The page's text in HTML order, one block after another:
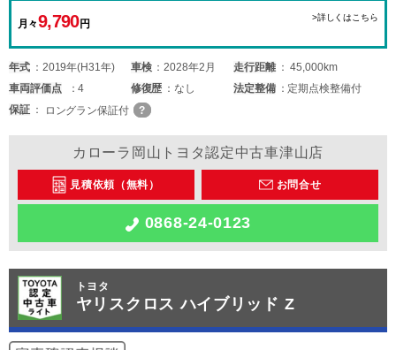
月々9,790円
>詳しくはこちら
年式 2019年(H31年) 車検 2028年2月 走行距離
45,000km
車両評価点 4 修復歴 なし 法定整備
定期点検整備付
保証
ロングラン保証付
カローラ岡山トヨタ認定中古車津山店
見積依頼（無料） お問合せ
0868-24-0123
トヨタ
ヤリスクロス ハイブリッド Z